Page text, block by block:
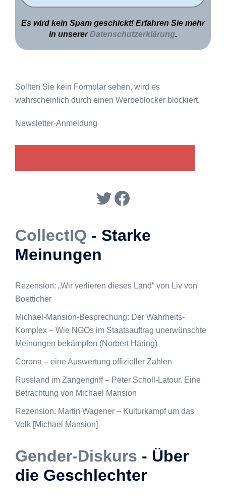
Es wird kein Spam geschickt! Erfahren Sie mehr
in unsererDatenschutzerklärung.
Sollten Sie kein Formular sehen, wird es
wahrscheinlich durch einen Werbeblocker blockiert.
Newsletter-Anmeldung
Twitter
Facebook
CollectIQ - Starke
Meinungen
Rezension: „Wir verlieren dieses Land“ von Liv von
Boetticher
Michael-Mansion-Besprechung: Der Wahrheits-
Komplex – Wie NGOs im Staatsauftrag unerwünschte
Meinungen bekämpfen (Norbert Häring)
Corona – eine Auswertung offizieller Zahlen
Russland im Zangengriff – Peter Scholl-Latour. Eine
Betrachtung von Michael Mansion
Rezension: Martin Wagener – Kulturkampf um das
Volk [Michael Mansion]
Gender-Diskurs - Über
die Geschlechter